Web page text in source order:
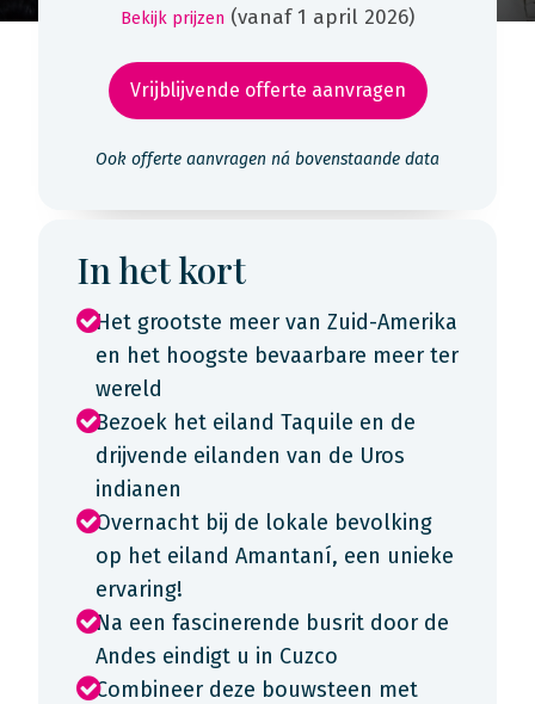
Bekijk prijzen (vanaf 1 april 2026)
Vrijblijvende offerte aanvragen
Ook offerte aanvragen ná bovenstaande data
In het kort
Het grootste meer van Zuid-Amerika
en het hoogste bevaarbare meer ter
wereld
Bezoek het eiland Taquile en de
drijvende eilanden van de Uros
indianen
Overnacht bij de lokale bevolking
op het eiland Amantaní, een unieke
ervaring!
Na een fascinerende busrit door de
Andes eindigt u in Cuzco
Combineer deze bouwsteen met